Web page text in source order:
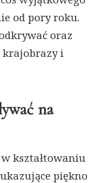
od pory roku.
oraz
krajobrazy i
na
kształtowaniu
piękno